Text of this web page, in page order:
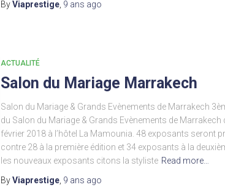
ByViaprestige 9 ans ago
ACTUALITÉ
Salon du Mariage Marrakech
Salon du Mariage & Grands Evènements de Marrakech
du Salon du Mariage & Grands Evènements de Marrakech
février 2018 à l’hôtel La Mamounia. 48 exposants seront
contre 28 à la première édition et 34 exposants à la
les nouveaux exposants citons la styliste Read more…
ByViaprestige 9 ans ago